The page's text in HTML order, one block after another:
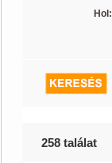
Hol:
258 találat